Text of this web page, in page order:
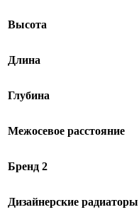
Высота
Длина
Глубина
Межосевое расстояние
Бренд 2
Дизайнерские радиаторы